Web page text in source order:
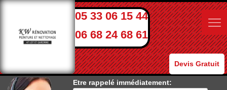
05 33 06 15 44
06 68 24 68 61
Devis Gratuit
Etre rappelé immédiatement: